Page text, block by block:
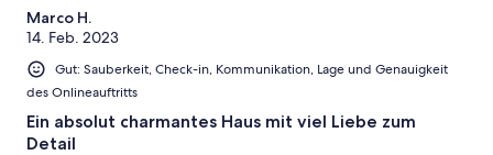
Marco H.
14. Feb. 2023
Gut: Sauberkeit, Check-in, Kommunikation, Lage und Genauigkeit
des Onlineauftritts
Ein absolut charmantes Haus mit viel Liebe zum
Detail